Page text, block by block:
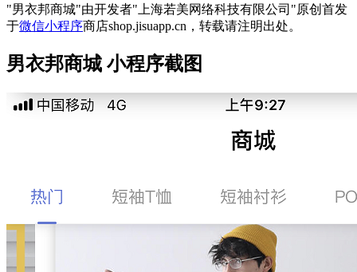
"男衣邦商城"由开发者"上海若美网络科技有限公司"原创首发
于微信小程序商店shop.jisuapp.cn，转载请注明出处。
男衣邦商城 小程序截图